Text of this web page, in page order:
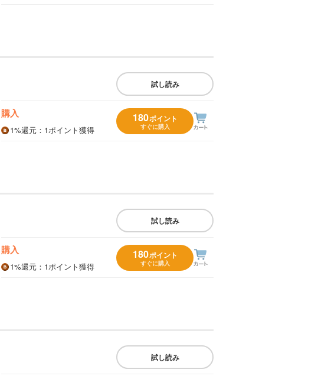
試し読み
購入
1%還元 ：1ポイント獲得
180ポイント
すぐに購入
試し読み
購入
1%還元 ：1ポイント獲得
180ポイント
すぐに購入
試し読み